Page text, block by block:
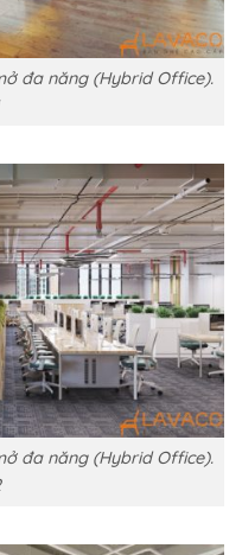
đa năng (Hybrid Office).
đa năng (Hybrid Office).